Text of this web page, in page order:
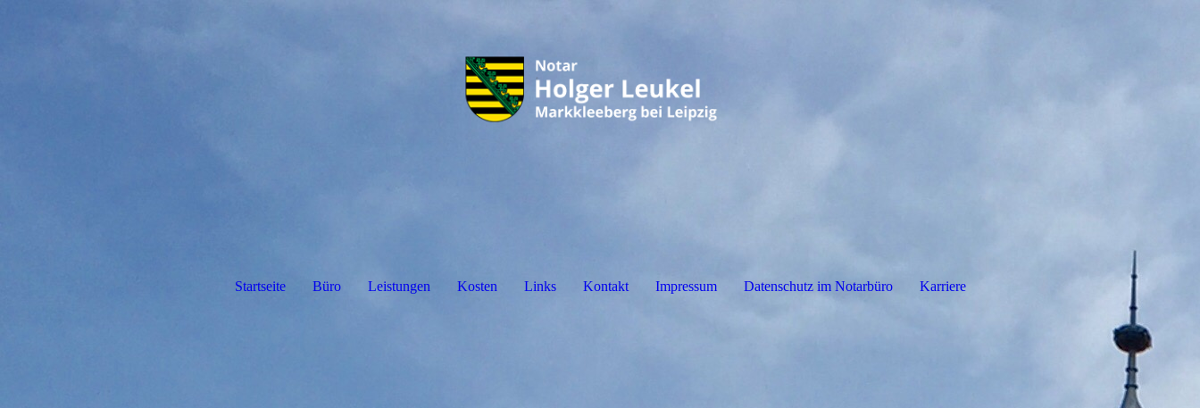
Startseite Büro Leistungen Kosten Links Kontakt Impressum Datenschutz im Notarbüro Karriere